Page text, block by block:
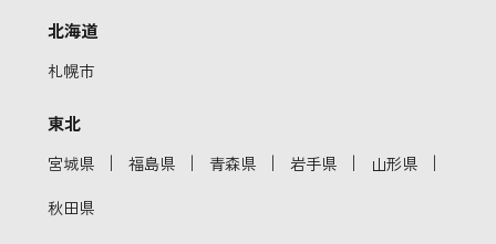
北海道
札幌市
東北
宮城県 ｜ 福島県 ｜ 青森県 ｜ 岩手県 ｜ 山形県 ｜
秋田県